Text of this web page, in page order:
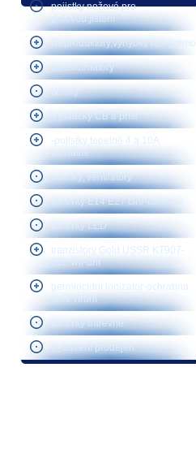
pojistky nožové pro
polovod.jištění
Reproduktory,vyhybky ND gramo
transformátory
Uhlíky
Vysílačky CB a přísl
-pojistky tepelné 4 a 10A
nevratné
sirenky, ventilátory
žárovky E14 E27 čiré-barevné
žárovky LED
tranzistory Gold USSR KT907-
922 vhf-uhf
germiocidní ionizátor-ochrabna
proti virům
žárovky barevné
Vybavení prodejen